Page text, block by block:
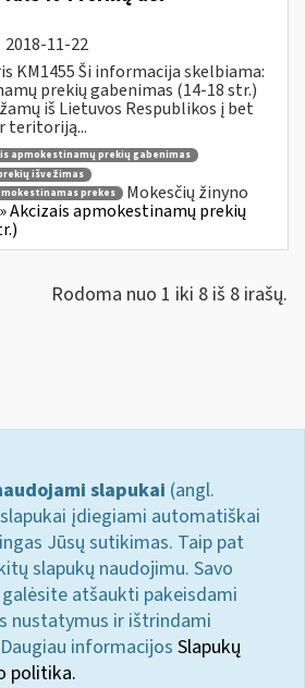
2018-11-22
KM1455 Ši informacija skelbiama:
prekių gabenimas (14-18 str.)
iš Lietuvos Respublikos į bet
teritoriją...
apmokestinamų prekių gabenimas
išvežimas
prekes
Mokesčių žinyno
Akcizais apmokestinamų prekių
Rodoma nuo 1 iki 8 iš 8 irašų.
slapukai (angl.
įdiegiami automatiškai
Jūsų sutikimas. Taip pat
slapukų naudojimu. Savo
atšaukti pakeisdami
nustatymus ir ištrindami
informacijos Slapukų
politika.